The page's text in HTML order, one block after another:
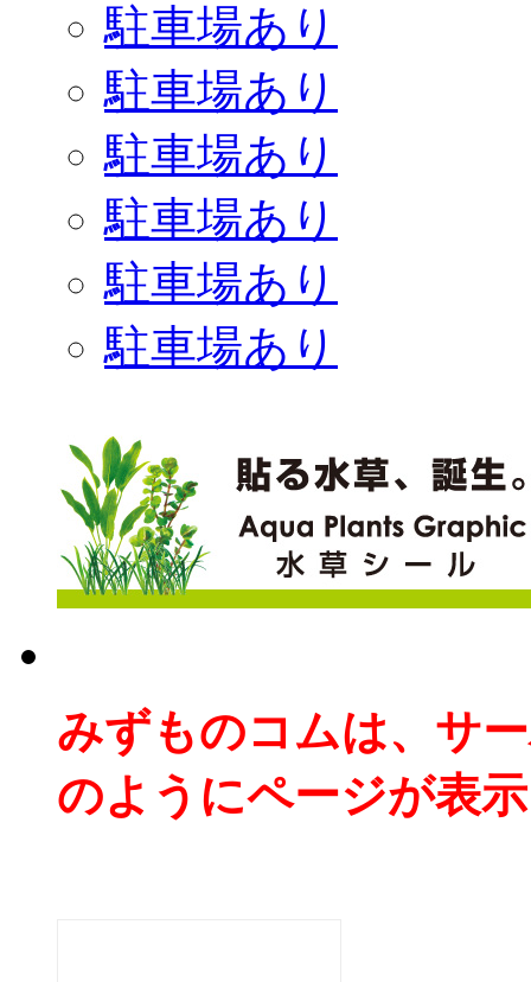
駐車場あり
駐車場あり
駐車場あり
駐車場あり
駐車場あり
駐車場あり
みずものコムは、サ
のようにページが表